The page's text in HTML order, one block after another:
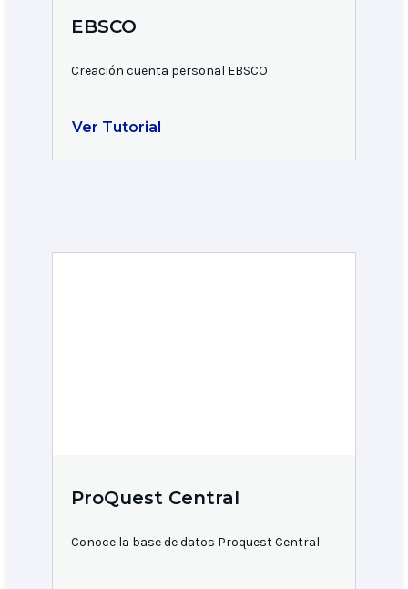
EBSCO
Creación cuenta personal EBSCO
Ver Tutorial
ProQuest Central
Conoce la base de datos Proquest Central